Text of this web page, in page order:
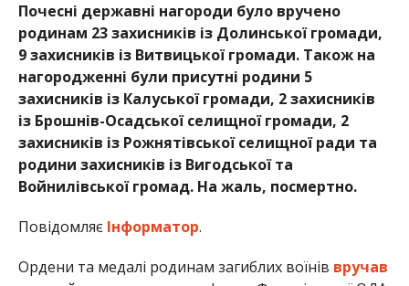
Почесні державні нагороди було вручено
родинам 23 захисників із Долинської громади,
9 захисників із Витвицької громади. Також на
нагородженні були присутні родини 5
захисників із Калуської громади, 2 захисників
із Брошнів-Осадської селищної громади, 2
захисників із Рожнятівської селищної ради та
родини захисників із Вигодської та
Войнилівської громад. На жаль, посмертно.
Повідомляє Інформатор.
Ордени та медалі родинам загиблих воїнів вручав